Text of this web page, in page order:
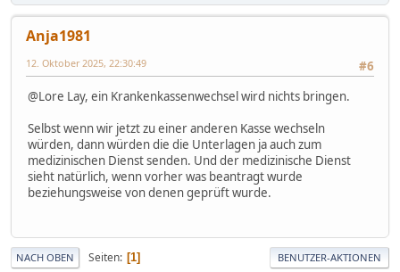
Anja1981
#6
12. Oktober 2025, 22:30:49
@Lore Lay, ein Krankenkassenwechsel wird nichts bringen.
Selbst wenn wir jetzt zu einer anderen Kasse wechseln
würden, dann würden die die Unterlagen ja auch zum
medizinischen Dienst senden. Und der medizinische Dienst
sieht natürlich, wenn vorher was beantragt wurde
beziehungsweise von denen geprüft wurde.
NACH OBEN Seiten 1 BENUTZER-AKTIONEN